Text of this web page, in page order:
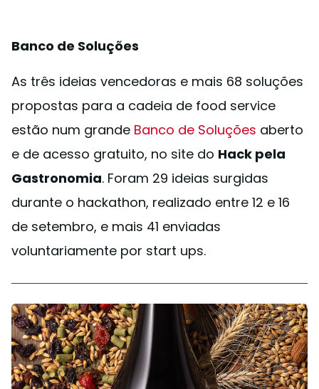
Banco de Soluções
As três ideias vencedoras e mais 68 soluções
propostas para a cadeia de food service
estão num grande Banco de Soluções aberto
e de acesso gratuito, no site do Hack pela
Gastronomia. Foram 29 ideias surgidas
durante o hackathon, realizado entre 12 e 16
de setembro, e mais 41 enviadas
voluntariamente por start ups.